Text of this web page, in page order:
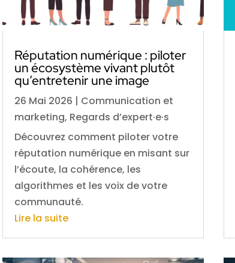
Réputation numérique : piloter
un écosystème vivant plutôt
qu’entretenir une image
26 Mai 2026 | Communication et
marketing, Regards d’expert·e·s
Découvrez comment piloter votre
réputation numérique en misant sur
l’écoute, la cohérence, les
algorithmes et les voix de votre
communauté.
Lire la suite